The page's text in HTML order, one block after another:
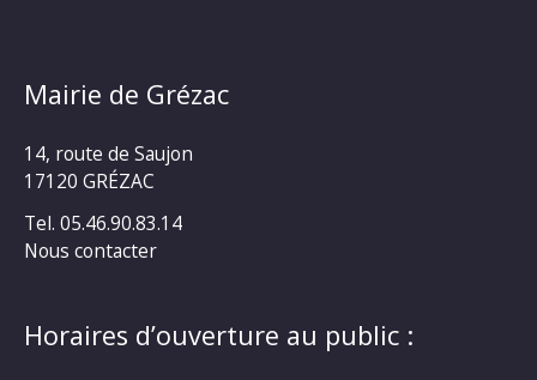
Mairie de Grézac
14, route de Saujon
17120 GRÉZAC
Tel. 05.46.90.83.14
Nous contacter
Horaires d’ouverture au public :